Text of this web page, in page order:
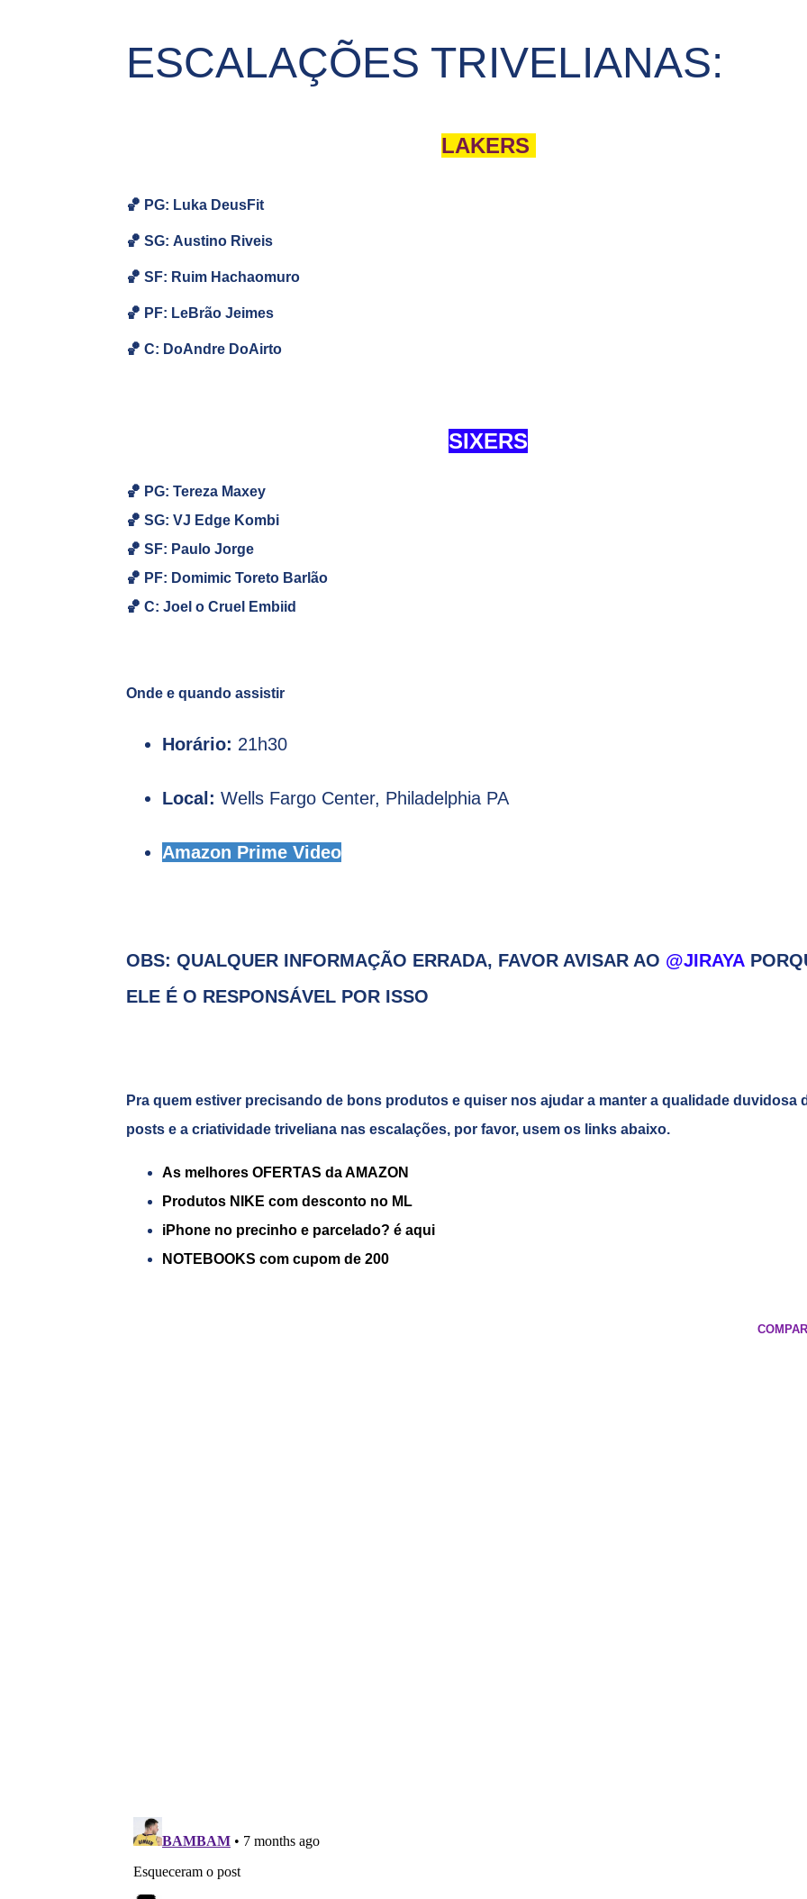
ESCALAÇÕES TRIVELIANAS:
LAKERS
🏀 PG: Luka DeusFit
🏀 SG: Austino Riveis
🏀 SF: Ruim Hachaomuro
🏀 PF: LeBrão Jeimes
🏀 C: DoAndre DoAirto
SIXERS
🏀 PG: Tereza Maxey
🏀 SG: VJ Edge Kombi
🏀 SF: Paulo Jorge
🏀 PF: Domimic Toreto Barlão
🏀 C: Joel o Cruel Embiid
Onde e quando assistir
Horário: 21h30
Local: Wells Fargo Center, Philadelphia PA
Amazon Prime Video
OBS: QUALQUER INFORMAÇÃO ERRADA, FAVOR AVISAR AO @JIRAYA
ELE É O RESPONSÁVEL POR ISSO
Pra quem estiver precisando de bons produtos e quiser nos ajudar a manter a qualidade duvidosa
posts e a criatividade triveliana nas escalações, por favor, usem os links abaixo.
As melhores OFERTAS da AMAZON
Produtos NIKE com desconto no ML
iPhone no precinho e parcelado? é aqui
NOTEBOOKS com cupom de 200